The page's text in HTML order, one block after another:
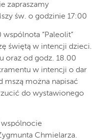
zapraszamy
św. o godzinie 17:00
“Paleolit”
świętą w intencji dzieci.
oraz od godz. 18.00
w intencji o dar
mszą można napisać
do wystawionego
wspólnocie
Chmielarza.